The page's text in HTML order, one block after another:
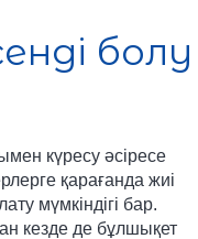
болу
күресу әсіресе
қарағанда жиі
мүмкіндігі бар.
кезде де бұлшықет